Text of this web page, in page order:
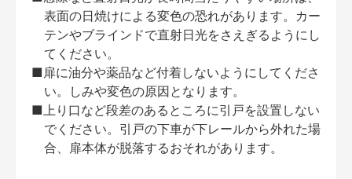
表面の日焼けによる変色の恐れがあります。カー
テンやブラインドで直射日光をさえぎるようにし
てください。
■扉に油分や薬品など付着しないようにしてくださ
い。しみや変色の原因となります。
■上り口など段差のあるところに引戸を設置しない
でください。引戸の下車が下レールから外れた場
合、扉本体が脱落するおそれがあります。